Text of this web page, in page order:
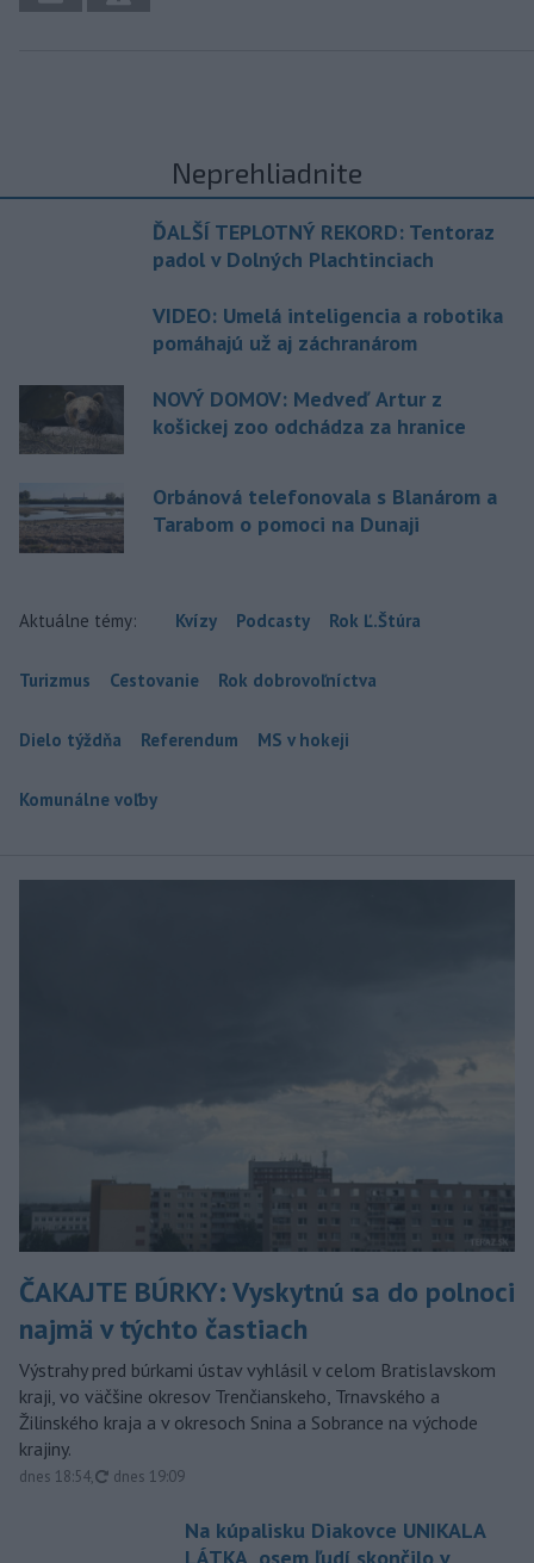
Neprehliadnite
ĎALŠÍ TEPLOTNÝ REKORD: Tentoraz
padol v Dolných Plachtinciach
VIDEO: Umelá inteligencia a robotika
pomáhajú už aj záchranárom
NOVÝ DOMOV: Medveď Artur z
košickej zoo odchádza za hranice
Orbánová telefonovala s Blanárom a
Tarabom o pomoci na Dunaji
Aktuálne témy: Kvízy Podcasty Rok Ľ.Štúra
Turizmus Cestovanie Rok dobrovoľníctva
Dielo týždňa Referendum MS v hokeji
Komunálne voľby
ČAKAJTE BÚRKY: Vyskytnú sa do polnoci
najmä v týchto častiach
Výstrahy pred búrkami ústav vyhlásil v celom Bratislavskom
kraji, vo väčšine okresov Trenčianskeho, Trnavského a
Žilinského kraja a v okresoch Snina a Sobrance na východe
krajiny.
dnes 18:54, aktualizované
dnes 19:09
Na kúpalisku Diakovce UNIKALA